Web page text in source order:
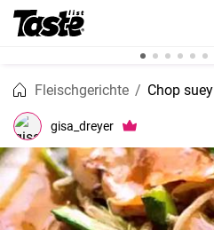
Fleischgerichte Chop suey
gisa_dreyer